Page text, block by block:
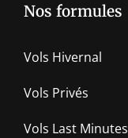
Nos formules
Vols Hivernal
Vols Privés
Vols Last Minutes